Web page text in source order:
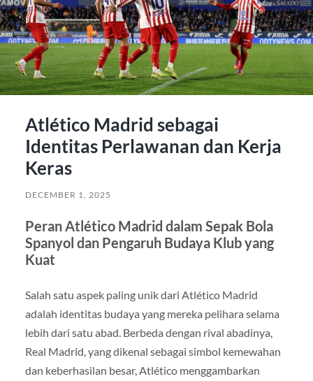
Atlético Madrid sebagai
Identitas Perlawanan dan Kerja
Keras
DECEMBER 1, 2025
Peran Atlético Madrid dalam Sepak Bola
Spanyol dan Pengaruh Budaya Klub yang
Kuat
Salah satu aspek paling unik dari Atlético Madrid
adalah identitas budaya yang mereka pelihara selama
lebih dari satu abad. Berbeda dengan rival abadinya,
Real Madrid, yang dikenal sebagai simbol kemewahan
dan keberhasilan besar, Atlético menggambarkan